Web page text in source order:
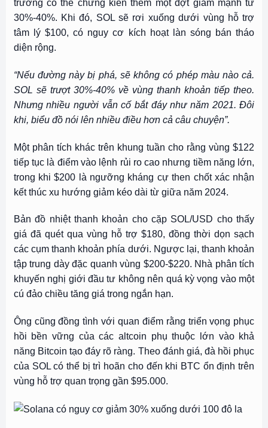
trường có thể chứng kiến thêm một đợt giảm mạnh từ
30%-40%. Khi đó, SOL sẽ rơi xuống dưới vùng hỗ trợ
tâm lý $100, có nguy cơ kích hoạt làn sóng bán tháo
diện rộng.
“Nếu đường này bị phá, sẽ không có phép màu nào cả.
SOL sẽ trượt 30%-40% về vùng thanh khoản tiếp theo.
Nhưng nhiều người vẫn cố bắt đáy như năm 2021. Đôi
khi, biểu đồ nói lên nhiều điều hơn cả câu chuyện”.
Một phân tích khác trên khung tuần cho rằng vùng $122
tiếp tục là điểm vào lệnh rủi ro cao nhưng tiềm năng lớn,
trong khi $200 là ngưỡng kháng cự then chốt xác nhận
kết thúc xu hướng giảm kéo dài từ giữa năm 2024.
Bản đồ nhiệt thanh khoản cho cặp SOL/USD cho thấy
giá đã quét qua vùng hỗ trợ $180, đồng thời dọn sạch
các cụm thanh khoản phía dưới. Ngược lại, thanh khoản
tập trung dày đặc quanh vùng $200-$220. Nhà phân tích
khuyến nghị giới đầu tư không nên quá kỳ vọng vào một
cú đảo chiều tăng giá trong ngắn hạn.
Ông cũng đồng tình với quan điểm rằng triển vọng phục
hồi bền vững của các altcoin phụ thuộc lớn vào khả
năng Bitcoin tạo đáy rõ ràng. Theo đánh giá, đà hồi phục
của SOL có thể bị trì hoãn cho đến khi BTC ổn định trên
vùng hỗ trợ quan trọng gần $95.000.